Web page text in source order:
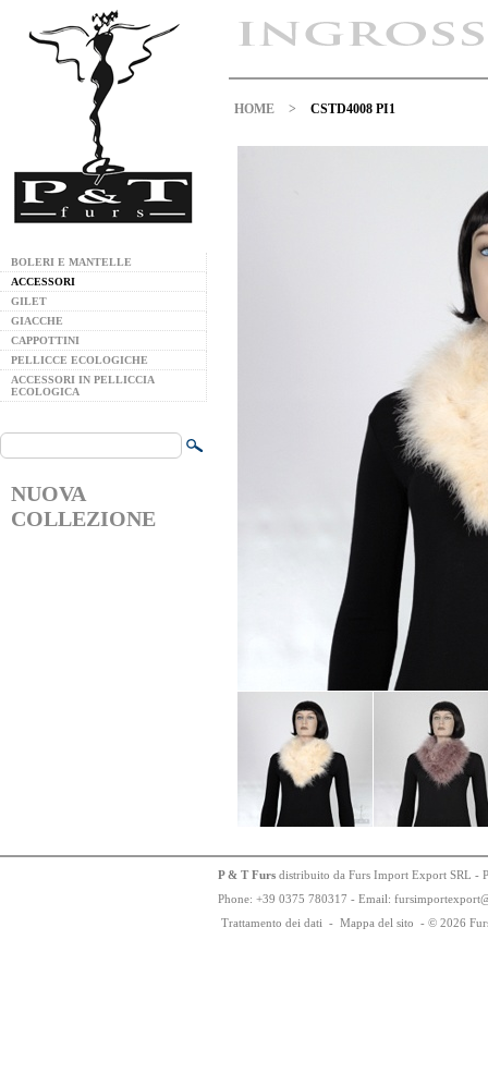
BOLERI E MANTELLE
ACCESSORI
GILET
GIACCHE
CAPPOTTINI
PELLICCE ECOLOGICHE
ACCESSORI IN PELLICCIA
ECOLOGICA
NUOVA
COLLEZIONE
HOME > CSTD4008 PI1
P & T Furs distribuito da Furs Import Export SRL -
Phone: +39 0375 780317 - Email: fursimportexport
Trattamento dei dati - Mappa del sito - © 2026